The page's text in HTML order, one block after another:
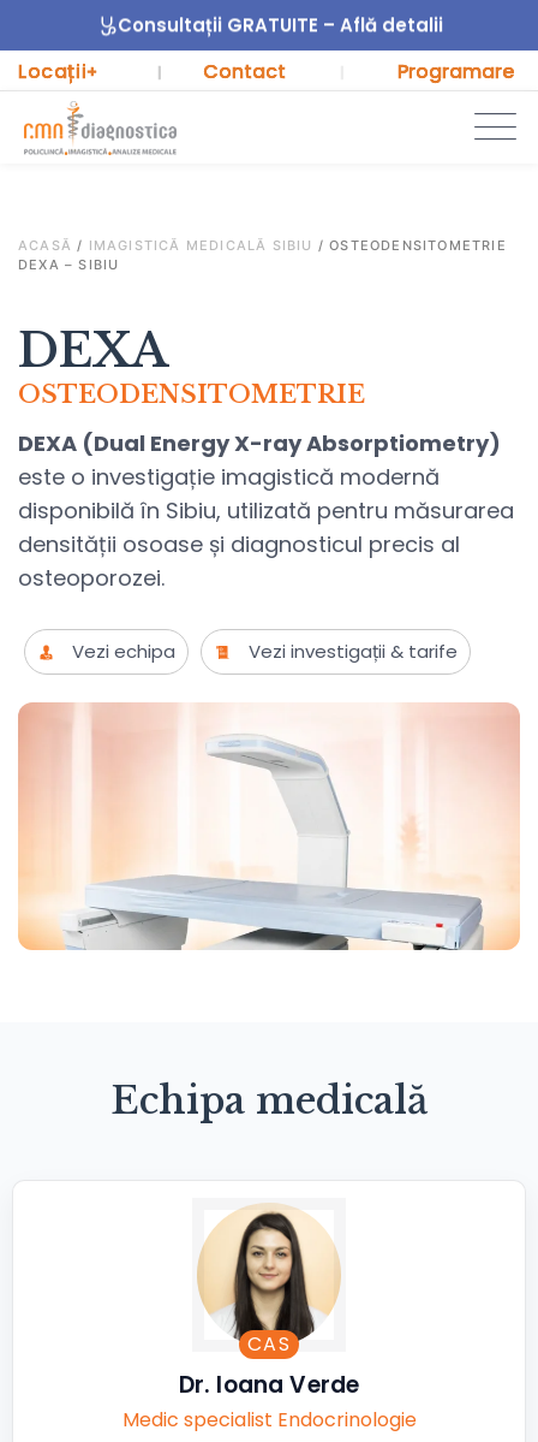
Consultații GRATUITE – Află detalii
Locații+ | Contact Programare
ACASĂ / IMAGISTICĂ MEDICALĂ SIBIU /OSTEODENSITOMETRIE
DEXA – SIBIU
DEXA
OSTEODENSITOMETRIE
DEXA (Dual Energy X-ray Absorptiometry)
este o investigație imagistică modernă
disponibilă în Sibiu, utilizată pentru măsurarea
densității osoase și diagnosticul precis al
osteoporozei.
Vezi echipa Vezi investigații & tarife
Echipa medicală
CAS
Dr. Ioana Verde
Medic specialist Endocrinologie